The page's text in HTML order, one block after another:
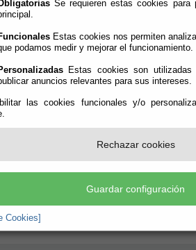
Se requieren estas cookies para
Estas cookies nos permiten
podamos medir y mejorar el funcionamiento.
Estas cookies son utilizadas
anuncios relevantes para sus intereses.
las cookies funcionales y/o
Rechazar cookies
Guardar configuración
Cookies]
EN COBDAR)